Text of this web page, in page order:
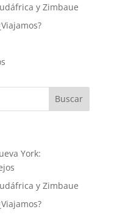
y Zimbaue
York:
y Zimbaue